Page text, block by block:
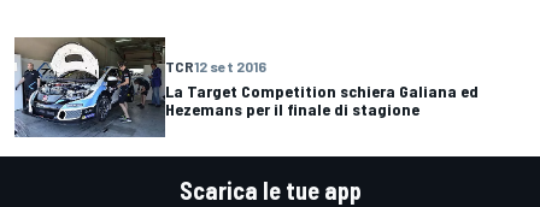
TCR12 set 2016
La Target Competition schiera Galiana ed
Hezemans per il finale di stagione
Scarica le tue app